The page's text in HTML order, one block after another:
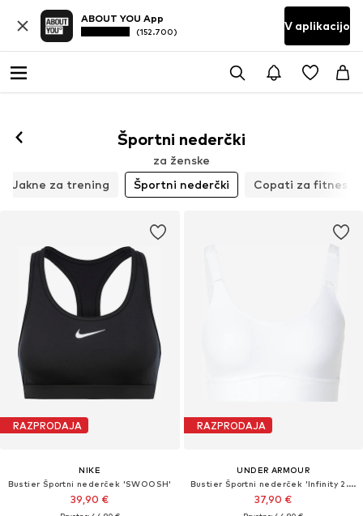
ABOUT YOU App
(152.700) V aplikacijo
Športni nederčki
za ženske
Jakne za trening
Športni nederčki Copati za fitnes
RAZPRODAJA
NIKE
Bustier Športni nederček 'SWOOSH'
39,90 €
RAZPRODAJA
UNDER ARMOUR
Bustier Športni nederček 'Infinity 2.0'
37,90 €